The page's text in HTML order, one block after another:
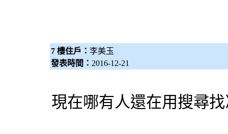
7 樓住戶： 李美玉
發表時間： 2016-12-21
現在哪有人還在用搜尋找